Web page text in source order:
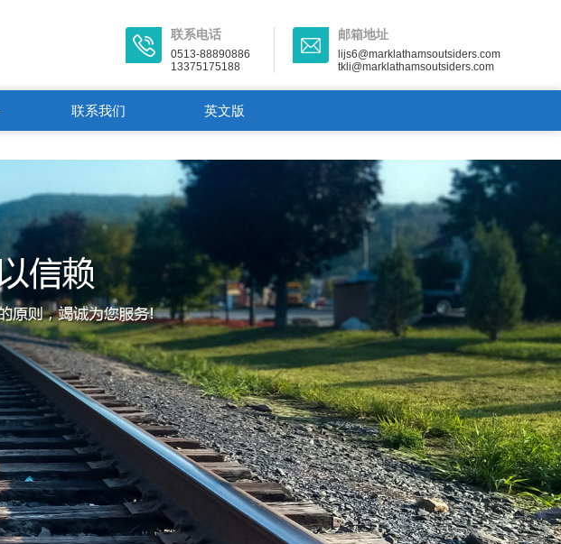
联系电话
0513-88890886
13375175188
邮箱地址
lijs6@marklathamsoutsiders.com
tkli@marklathamsoutsiders.com
联系我们 英文版